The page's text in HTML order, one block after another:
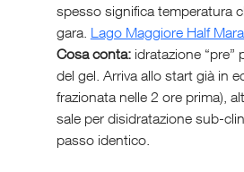
spesso significa temperatura
gara. Lago Maggiore Half
Cosa conta: idratazione “pre”
del gel. Arriva allo start già in
frazionata nelle 2 ore prima),
sale per disidratazione sub-
passo identico.